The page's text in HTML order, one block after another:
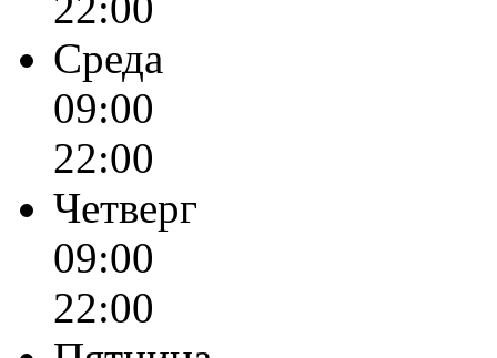
Среда
09:00
22:00
Четверг
09:00
22:00